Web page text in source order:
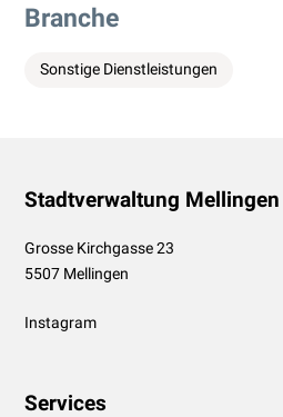
Branche
Sonstige Dienstleistungen
Footer
Stadtverwaltung Mellingen
Grosse Kirchgasse 23
5507 Mellingen
Instagram
Services